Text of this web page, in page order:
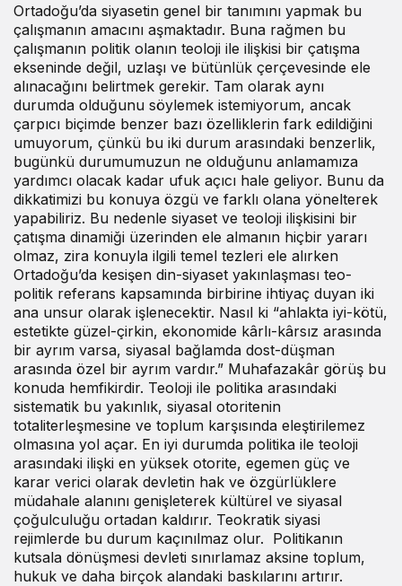
Ortadoğu’da siyasetin genel bir tanımını yapmak bu
çalışmanın amacını aşmaktadır. Buna rağmen bu
çalışmanın politik olanın teoloji ile ilişkisi bir çatışma
ekseninde değil, uzlaşı ve bütünlük çerçevesinde ele
alınacağını belirtmek gerekir. Tam olarak aynı
durumda olduğunu söylemek istemiyorum, ancak
çarpıcı biçimde benzer bazı özelliklerin fark edildiğini
umuyorum, çünkü bu iki durum arasındaki benzerlik,
bugünkü durumumuzun ne olduğunu anlamamıza
yardımcı olacak kadar ufuk açıcı hale geliyor. Bunu da
dikkatimizi bu konuya özgü ve farklı olana yönelterek
yapabiliriz. Bu nedenle siyaset ve teoloji ilişkisini bir
çatışma dinamiği üzerinden ele almanın hiçbir yararı
olmaz, zira konuyla ilgili temel tezleri ele alırken
Ortadoğu’da kesişen din-siyaset yakınlaşması teo-
politik referans kapsamında birbirine ihtiyaç duyan iki
ana unsur olarak işlenecektir. Nasıl ki “ahlakta iyi-kötü,
estetikte güzel-çirkin, ekonomide kârlı-kârsız arasında
bir ayrım varsa, siyasal bağlamda dost-düşman
arasında özel bir ayrım vardır.” Muhafazakâr görüş bu
konuda hemfikirdir. Teoloji ile politika arasındaki
sistematik bu yakınlık, siyasal otoritenin
totaliterleşmesine ve toplum karşısında eleştirilemez
olmasına yol açar. En iyi durumda politika ile teoloji
arasındaki ilişki en yüksek otorite, egemen güç ve
karar verici olarak devletin hak ve özgürlüklere
müdahale alanını genişleterek kültürel ve siyasal
çoğulculuğu ortadan kaldırır. Teokratik siyasi
rejimlerde bu durum kaçınılmaz olur. Politikanın
kutsala dönüşmesi devleti sınırlamaz aksine toplum,
hukuk ve daha birçok alandaki baskılarını artırır.